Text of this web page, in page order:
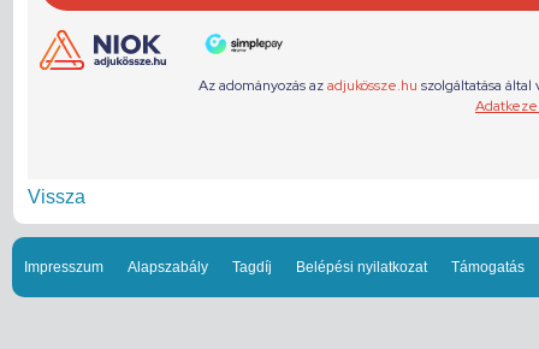
Vissza
Impresszum Alapszabály Tagdíj Belépési nyilatkozat Támogatás